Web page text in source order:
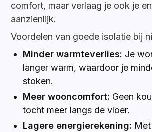
comfort, maar verlaag je ook je
aanzienlijk.
Voordelen van goede isolatie bij
Minder warmteverlies: Je
langer warm, waardoor je
stoken.
Meer wooncomfort: Geen
tocht meer langs de vloer.
Lagere energierekening: